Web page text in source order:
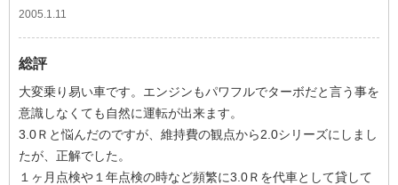
2005.1.11
総評
大変乗り易い車です。エンジンもパワフルでターボだと言う事を
意識しなくても自然に運転が出来ます。
3.0Ｒと悩んだのですが、維持費の観点から2.0シリーズにしまし
たが、正解でした。
１ヶ月点検や１年点検の時など頻繁に3.0Ｒを代車として貸して